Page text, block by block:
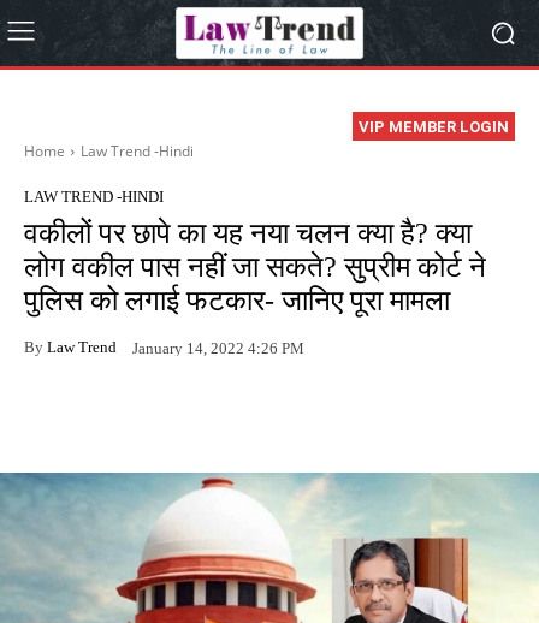
VIP MEMBER LOGIN
Home Law Trend -Hindi
LAW TREND -HINDI
वकीलों पर छापे का यह नया चलन क्या है? क्या
लोग वकील पास नहीं जा सकते? सुप्रीम कोर्ट ने
पुलिस को लगाई फटकार- जानिए पूरा मामला
By Law Trend January 14, 2022 4:26 PM